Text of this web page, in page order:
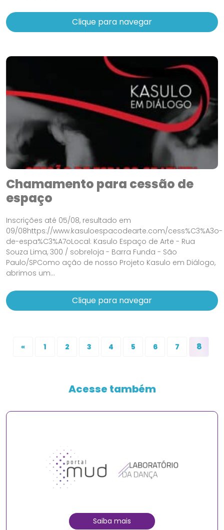
Clique para navegar
Chamamento para cessão de
espaço
Inscrições até 05/08, resultado em
09/08https://www.kasuloespacodearte.com/cess%C3%A3o-
de-espa%C3%A7oLocal: Kasulo Espaço de Arte - Rua
Souza Lima, 300 / sobreloja - Barra Funda - São
Paulo/SPComo ação de nosso Projeto Kasulo em Diálogo,
abrimos um...
Clique para navegar
« 1 2 3 4 5 6 7 8
Acesse também
Saiba mais